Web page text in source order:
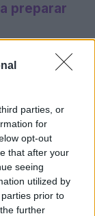
parties, or
for
opt-out
that after your
seeing
utilized by
prior to
further
preparar
cake pops que
inolvidable con